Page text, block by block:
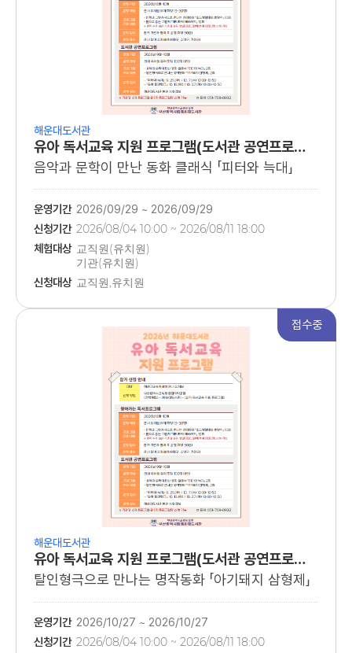
해운대도서관
유아 독서교육 지원 프로그램(도서관 공연프로그램)
음악과 문학이 만난 동화 클래식 「피터와 늑대」
운영기간 2026/09/29 ~ 2026/09/29
신청기간 2026/08/04 10:00 ~ 2026/08/11 18:00
체험대상 교직원(유치원)
기관(유치원)
관내 유치원 유아
신청대상 교직원,유치원
해운대도서관
유아 독서교육 지원 프로그램(도서관 공연프로그램)
탈인형극으로 만나는 명작동화 「아기돼지 삼형제」
운영기간 2026/10/27 ~ 2026/10/27
신청기간 2026/08/04 10:00 ~ 2026/08/11 18:00
접수중